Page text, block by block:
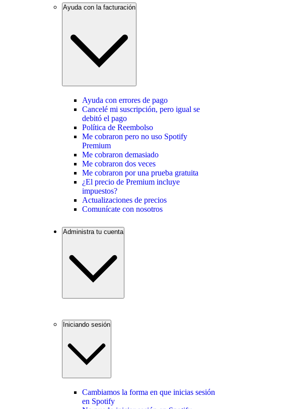
Ayuda con la facturación
Ayuda con errores de pago
Cancelé mi suscripción, pero igual se
debitó el pago
Política de Reembolso
Me cobraron pero no uso Spotify
Premium
Me cobraron demasiado
Me cobraron dos veces
Me cobraron por una prueba gratuita
¿El precio de Premium incluye
impuestos?
Actualizaciones de precios
Comunícate con nosotros
Administra tu cuenta
Iniciando sesión
Cambiamos la forma en que inicias sesión
en Spotify